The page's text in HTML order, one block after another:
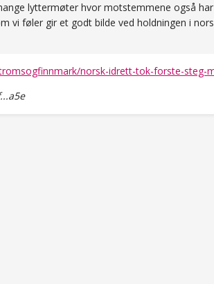
lyttermøter hvor motstemmene også
vi føler gir et godt bilde ved holdningen i
norsk-idrett-tok-forste-steg-